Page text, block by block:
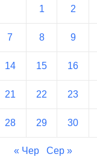
1 2
7 8 9
14 15 16
21 22 23
28 29 30
« Чер Сер »